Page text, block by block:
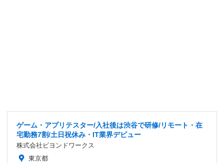
ゲーム・アプリテスター/入社後は渋谷で研修/リモート・在
宅勤務7割/土日祝休み・IT業界デビュー
株式会社ビヨンドワークス
東京都